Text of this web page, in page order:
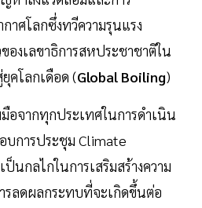
ศโลกซึ่งทวีความรุนแรง
องเลขาธิการสหประชาชาติใน
ยุคโลกเดือด (Global Boiling)
อจากทุกประเทศในการดำเนิน
บการประชุม Climate
นกลไกในการเสริมสร้างความ
รลดผลกระทบที่จะเกิดขึ้นต่อ